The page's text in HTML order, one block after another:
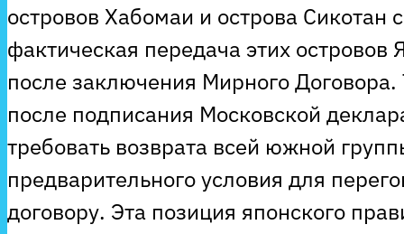
островов Хабомаи и острова Сикотан
фактическая передача этих
после заключения Мирного
после подписания Московской
требовать возврата всей южной
предварительного условия для
договору. Эта позиция японского